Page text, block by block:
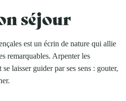
séjour
est un écrin de nature qui allie
remarquables. Arpenter les
laisser guider par ses sens : gouter,